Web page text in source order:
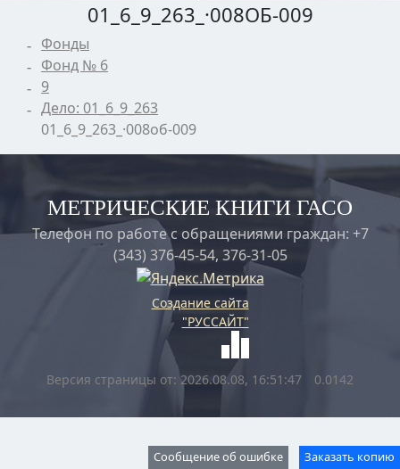
01_6_9_263_·008ОБ-009
Фонды
Фонд № 6
9
Дело: 01_6_9_263
01_6_9_263_·008об-009
Сообщение об ошибке Заказать копию
МЕТРИЧЕСКИЕ КНИГИ ГАСО
Телефон по работе с обращениями граждан: +7
(343) 376-45-54, 376-31-05
Создание сайта
"РУССАЙТ"
Версия страницы от: 2026.08.08, 16:51:47 0.0142